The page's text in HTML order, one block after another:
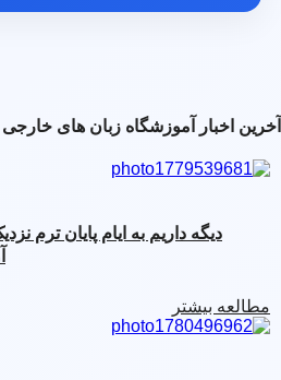
آخرین اخبار آموزشگاه زبان های خارجی
دیگه داریم به ایام پایان ترم
مطالعه بیشتر